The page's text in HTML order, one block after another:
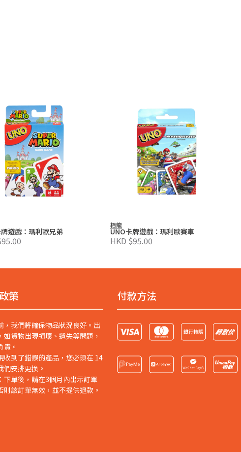
遊戲：瑪利歐兄弟
栢龍
UNO卡牌遊戲：瑪利歐賽車
HKD $95.00
策
，我們將確保物品狀況良好。出
如貨物出現損壞、遺失等問題，
責。
收到了錯誤的產品，您必須在 14
們安排更換。
下單後，請在3個月內出示訂單
則該訂單無效，並不提供退款。
付款方法